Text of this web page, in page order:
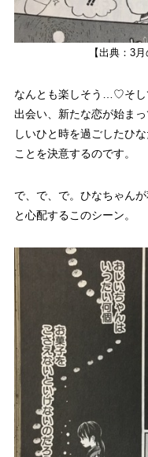
【出典：3
なんとも楽しそう…♡そ
出会い、新たな恋が始ま
しいひと時を過ごしたひ
ことを決意するのです。
で、で、で。ひなちゃん
と心配するこのシーン。